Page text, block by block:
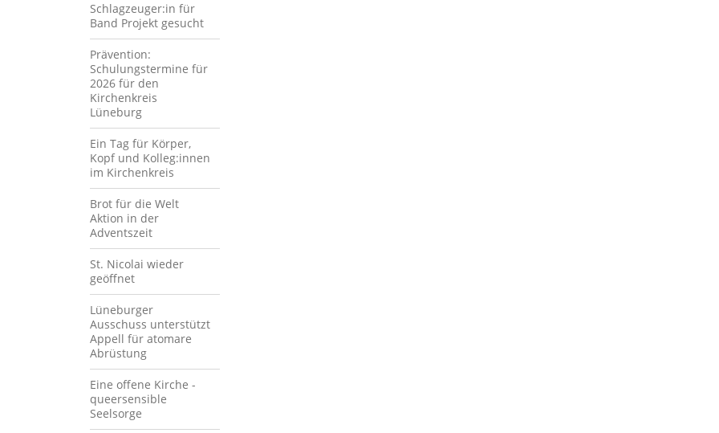
Schlagzeuger:in für
Band Projekt gesucht
Prävention:
Schulungstermine für
2026 für den
Kirchenkreis
Lüneburg
Ein Tag für Körper,
Kopf und Kolleg:innen
im Kirchenkreis
Brot für die Welt
Aktion in der
Adventszeit
St. Nicolai wieder
geöffnet
Lüneburger
Ausschuss unterstützt
Appell für atomare
Abrüstung
Eine offene Kirche -
queersensible
Seelsorge